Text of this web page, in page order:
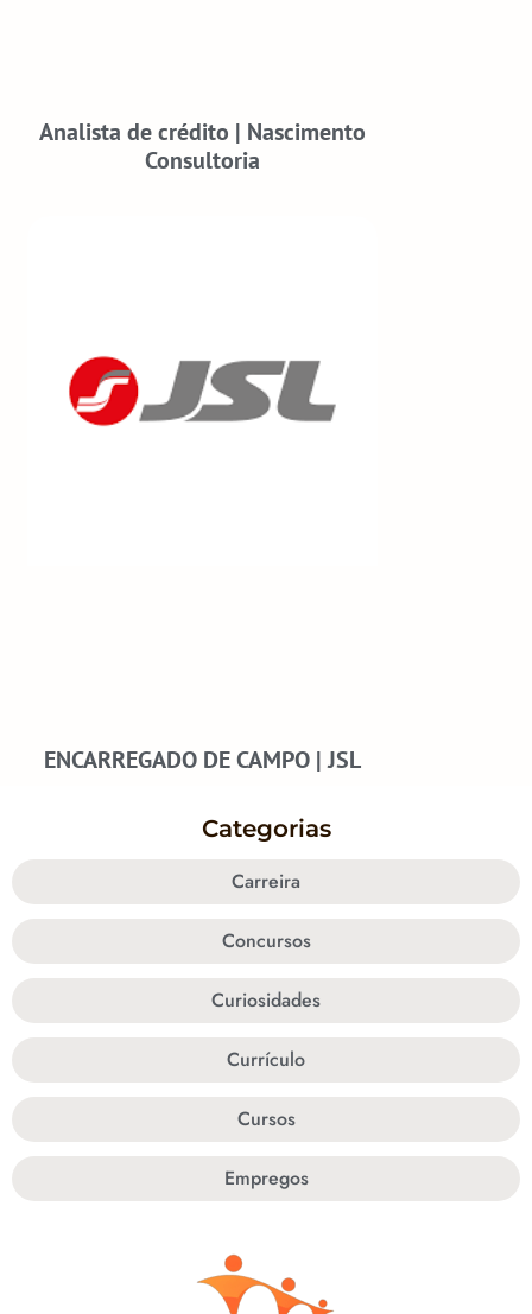
Analista de crédito | Nascimento
Consultoria
ENCARREGADO DE CAMPO | JSL
Categorias
Carreira
Concursos
Curiosidades
Currículo
Cursos
Empregos